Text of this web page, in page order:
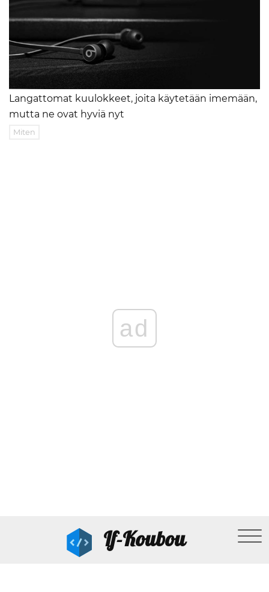
Langattomat kuulokkeet, joita käytetään imemään,
mutta ne ovat hyviä nyt
Miten
ad
If-Koubou